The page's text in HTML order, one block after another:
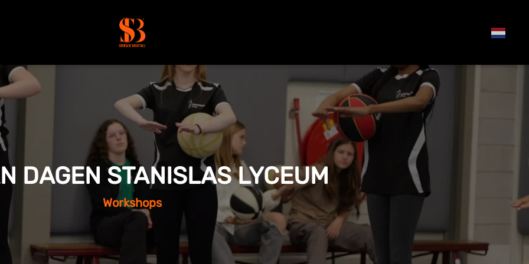
DAGEN STANISLAS LYCEUM
Workshops